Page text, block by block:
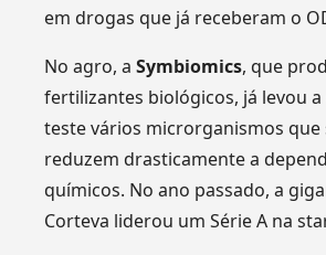
em drogas que já receberam o
No agro, aSymbiomics, que
fertilizantes biológicos, já levou
teste vários microrganismos
reduzem drasticamente a
químicos. No ano passado, a
Corteva liderou um Série A na